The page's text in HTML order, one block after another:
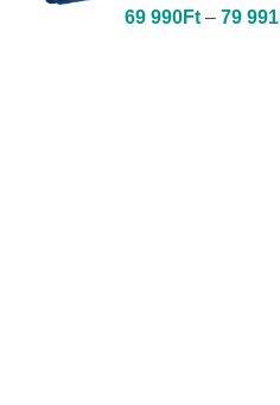
69 990Ft – 79 991